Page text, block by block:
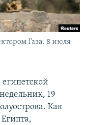
Газа. 8 июля
19
Как